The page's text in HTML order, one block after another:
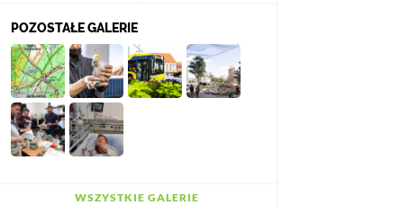
POZOSTAŁE GALERIE
WSZYSTKIE GALERIE